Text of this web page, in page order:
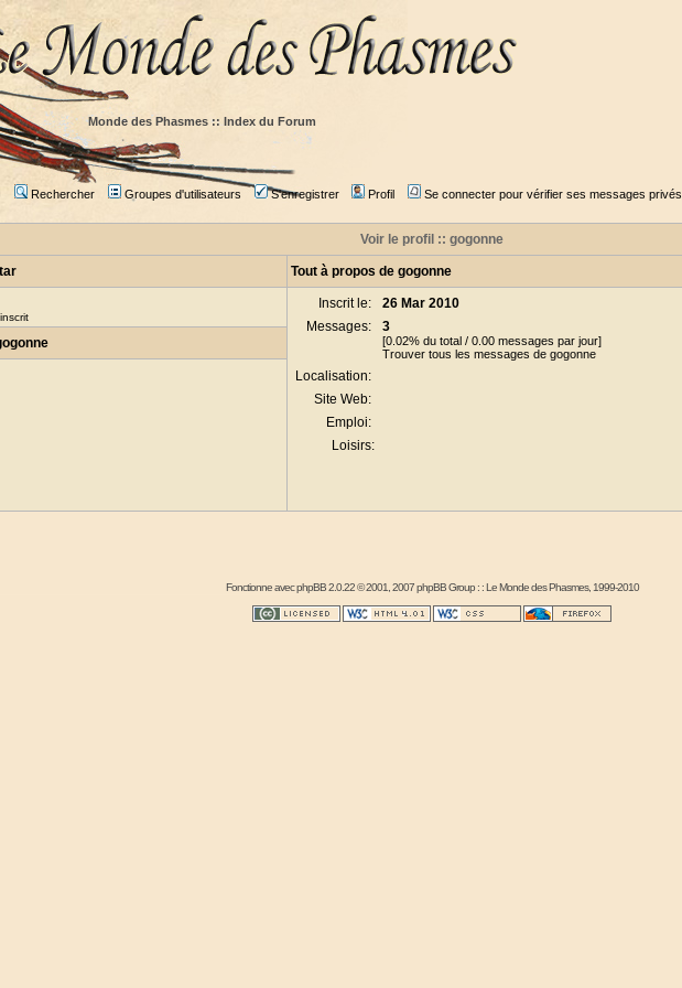
Monde des Phasmes :: Index du Forum
Rechercher Groupes d'utilisateurs S'enregistrer Profil Se connecter pour vérifier ses messages privés
Voir le profil :: gogonne
Tout à propos de gogonne
Inscrit le:
26 Mar 2010
Messages:
3
[0.02% du total / 0.00 messages par jour]
Trouver tous les messages de gogonne
Localisation:
Site Web:
Emploi:
Loisirs:
Fonctionne avecphpBB2.0.22 © 2001, 2007 phpBB Group : :Le Monde des Phasmes, 1999-2010